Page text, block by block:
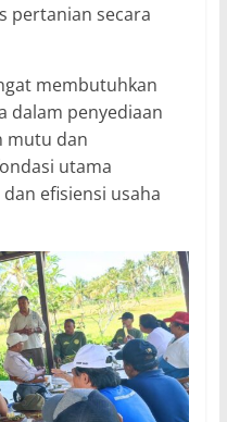
pertanian secara
membutuhkan
dalam penyediaan
mutu dan
utama
efisiensi usaha